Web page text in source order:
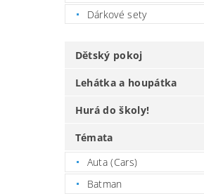
Dárkové sety
Dětský pokoj
Lehátka a houpátka
Hurá do školy!
Témata
Auta (Cars)
Batman